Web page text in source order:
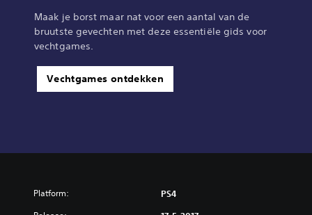
Maak je borst maar nat voor een aantal van de
bruutste gevechten met deze essentiële gids voor
vechtgames.
Vechtgames ontdekken
Platform: PS4